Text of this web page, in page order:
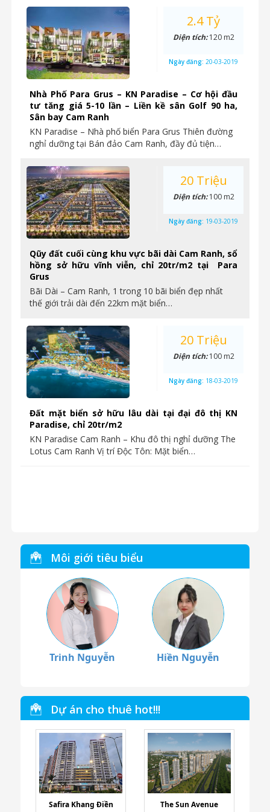
Nhà Phố Para Grus – KN Paradise – Cơ hội đầu
tư tăng giá 5-10 lần – Liền kề sân Golf 90 ha,
Sân bay Cam Ranh
KN Paradise – Nhà phố biển Para Grus Thiên đường
nghỉ dưỡng tại Bán đảo Cam Ranh, đầy đủ tiện…
2.4 Tỷ
Diện tích:120 m2
Ngày đăng: 20-03-2019
Qũy đất cuối cùng khu vực bãi dài Cam Ranh, sổ
hồng sở hữu vĩnh viễn, chỉ 20tr/m2 tại Para
Grus
Bãi Dài – Cam Ranh, 1 trong 10 bãi biển đẹp nhất
thế giới trải dài đến 22km mặt biển…
20 Triệu
Diện tích:100 m2
Ngày đăng: 19-03-2019
Đất mặt biển sở hữu lâu dài tại đại đô thị KN
Paradise, chỉ 20tr/m2
KN Paradise Cam Ranh – Khu đô thị nghỉ dưỡng The
Lotus Cam Ranh Vị trí Độc Tôn: Mặt biển…
20 Triệu
Diện tích:100 m2
Ngày đăng: 18-03-2019
Môi giới tiêu biểu
Trinh Nguyễn Hiền Nguyễn
Dự án cho thuê hot!!!
Safira Khang Điền The Sun Avenue